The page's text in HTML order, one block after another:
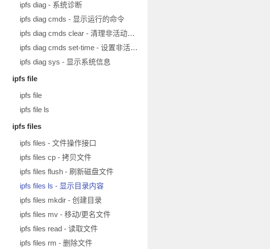
ipfs diag - 系统诊断
ipfs diag cmds - 显示运行的命令
ipfs diag cmds clear - 清理非活动请求
ipfs diag cmds set-time - 设置非活动请求的保存时长
ipfs diag sys - 显示系统信息
ipfs file
ipfs file
ipfs file ls
ipfs files
ipfs files - 文件操作接口
ipfs files cp - 拷贝文件
ipfs files flush - 刷新磁盘文件
ipfs files ls - 显示目录内容
ipfs files mkdir - 创建目录
ipfs files mv - 移动/更名文件
ipfs files read - 读取文件
ipfs files rm - 删除文件